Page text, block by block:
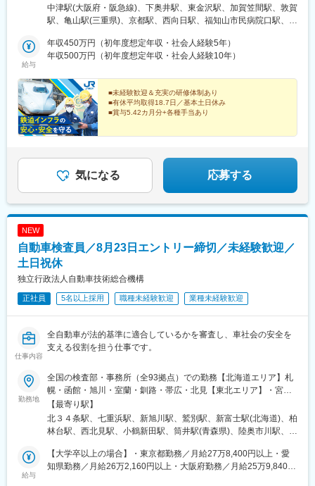
富山県（富山市）石川県（金沢市、白山市）福井県（敦賀市）
【近畿エリア】京都府（京都市、向日市、福知山市）大阪府（大
良県（奈良市）三重県（亀山市）和歌山県（和歌山市、田辺市）
【中国エリア】鳥取県（鳥取市、米子市）島根県（出雲市）岡山
エリア】福岡県（那珂川市)＜本社＞〒530-8341大阪府大阪市北
区芝田2-4-24（各線「大阪」駅より徒歩7分）※受動喫煙対策：敷
地内喫煙可能場所あり
中津駅(大阪府・阪急線)、下奥井駅、東金沢駅、加賀笠間駅、敦賀
駅、亀山駅(三重県)、京都駅、西向日駅、福知山市民病院口駅、森
駅、吹田駅(東海道本線)、高槻市駅、高井田中央駅、日根野駅、林
崎松江海岸駅、豊岡駅(兵庫県)、姫路駅、太市駅、網干駅、厄神
富士見町駅(鳥取県)、米子駅、浜田駅、出雲神西駅、大安寺駅、北
長瀬駅、岡山駅、矢賀駅、天神川駅、新山口駅、幡生駅、下関
駅、博多南駅、大阪梅田駅(阪急線)、大阪城公園駅、大阪阿部野橋
駅、梅田駅(地下鉄)、大阪ビジネスパーク駅、鳳駅、山陽姫路駅、
王寺駅、後藤駅、岡山駅前駅、中津駅(地下鉄)、天王寺駅前駅、大
給与
年収450万円（初年度想定年収・社会人経験5年）
年収500万円（初年度想定年収・社会人経験10年）
■未経験歓迎＆充実の研修体制あり
■有休平均取得18.7日／基本土日休み
■賞与5.42カ月分+各種手当あり
気になる 応募する
NEW
自動車検査員／8月23日エントリー締切／未経験歓迎／
土日祝休
独立行政法人自動車技術総合機構
正社員 5名以上採用 職種未経験歓迎 業種未経験歓迎
仕事内容
全自動車が法的基準に適合しているかを審査し、車社会の安全を
支える役割を担う仕事です。
勤務地
全国の検査部・事務所（全93拠点）での勤務【北海道エリア】札
幌・函館・旭川・室蘭・釧路・帯広・北見【東北エリア】・宮城
（仙台）・青森・八戸・岩手・秋田・山形・庄内・福島・いわき
【関東エリア】・品川・練馬・足立・八王子・多摩・茨城・土
浦・栃木・佐野・群馬・埼玉・熊谷・所沢・春日部・千葉・習志
エリア】・新潟・長岡・富山・石川・長野・松本【中部エリ
ア】・名古屋・豊橋・西三河・小牧・福井・岐阜・飛騨・静岡・
【最寄り駅】
北３４条駅、七重浜駅、新旭川駅、鷲別駅、新富士駅(北海道)、柏
林台駅、西北見駅、小鶴新田駅、筒井駅(青森県)、陸奥市川駅、岩
県)、内郷駅、鮫洲駅、東武練馬駅、六町駅、小宮駅、西国立駅、
水戸駅、荒川沖駅、江曽島駅、田島駅、上泉駅、西大宮駅、明戸
給与
【大学卒以上の場合】・東京都勤務／月給27万8,400円以上・愛
知県勤務／月給26万2,160円以上・大阪府勤務／月給25万9,840円